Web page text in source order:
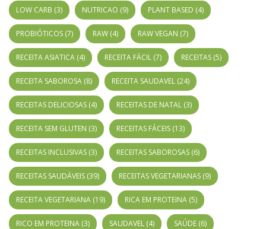
LOW CARB (3) NUTRICAO (9) PLANT BASED (4)
PROBIÓTICOS (7) RAW (4) RAW VEGAN (7)
RECEITA ASIATICA (4) RECEITA FÁCIL (7) RECEITAS (5)
RECEITA SABOROSA (8) RECEITA SAUDAVEL (24)
RECEITAS DELICIOSAS (4) RECEITAS DE NATAL (3)
RECEITA SEM GLUTEN (3) RECEITAS FÁCEIS (13)
RECEITAS INCLUSIVAS (3) RECEITAS SABOROSAS (6)
RECEITAS SAUDÁVEIS (39) RECEITAS VEGETARIANAS (9)
RECEITA VEGETARIANA (19) RICA EM PROTEINA (5)
RICO EM PROTEINA (3) SAUDAVEL (4) SAÚDE (6)